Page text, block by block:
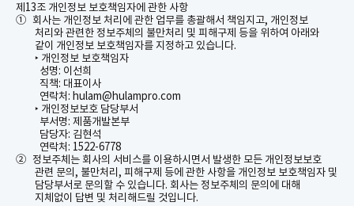
제 13조 개인정보 보호책임자에 관한 사항
① 회사는 개인정보 처리에 관한 업무를 총괄해서 책임지고, 개인정보
처리와 관련한 정보주체의 불만처리 및 피해구제 등을 위하여 아래와
같이 개인정보 보호책임자를 지정하고 있습니다.
‣ 개인정보 보호책임자
성명: 이선희
직책: 대표이사
연락처 : hulam@hulampro.com
‣ 개인정보보호 담당부서
부서명: 제품개발본부
담당자: 김현석
연락처 : 1522-6778
② 정보주체는 회사의 서비스를 이용하시면서 발생한 모든 개인정보보호
관련 문의 , 불만처리 , 피해구제 등에 관한 사항을 개인정보 보호책임자 및
담당부서로 문의할 수 있습니다. 회사는 정보주체의 문의에 대해
지체없이 답변 및 처리해드릴 것입니다.